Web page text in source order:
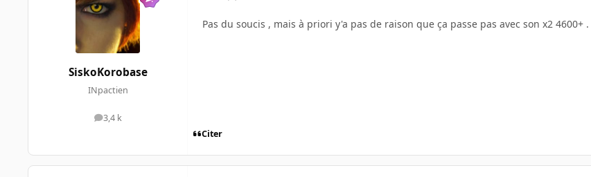
SiskoKorobase
INpactien
3,4 k
messages
Pas du soucis , mais à priori y'a pas de raison que ça passe pas avec son x2 4600+ .
Citer